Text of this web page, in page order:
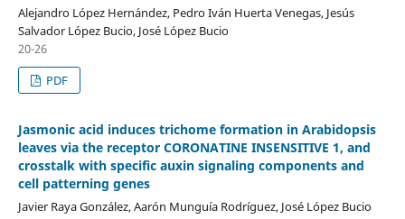
Alejandro López Hernández, Pedro Iván Huerta Venegas, Jesús
Salvador López Bucio, José López Bucio
20-26
PDF
Jasmonic acid induces trichome formation in Arabidopsis
leaves via the receptor CORONATINE INSENSITIVE 1, and
crosstalk with specific auxin signaling components and
cell patterning genes
Javier Raya González, Aarón Munguía Rodríguez, José López Bucio